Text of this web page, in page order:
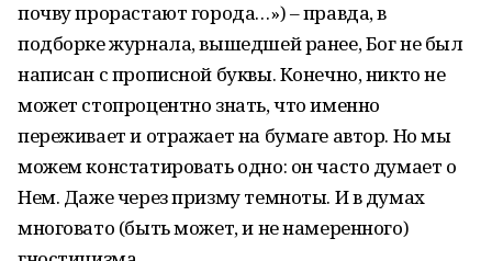
почву прорастают города…») – правда, в
подборке журнала, вышедшей ранее, Бог не был
написан с прописной буквы. Конечно, никто не
может стопроцентно знать, что именно
переживает и отражает на бумаге автор. Но мы
можем констатировать одно: он часто думает о
Нем. Даже через призму темноты. И в думах
многовато (быть может, и не намеренного)